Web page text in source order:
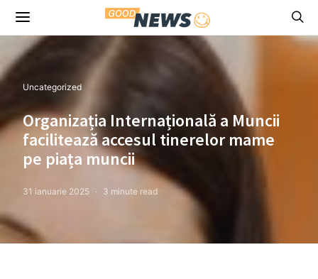
Uncategorized
Organizația Internațională a Muncii
facilitează accesul tinerelor mame
pe piața muncii
31 ianuarie 2025 3 minute read